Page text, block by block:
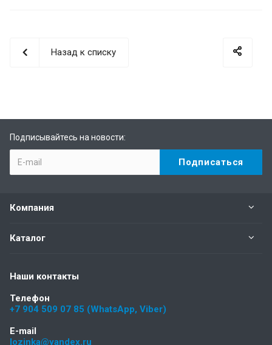
Назад к списку
Подписывайтесь на новости:
Компания
Каталог
Наши контакты
Телефон
+7 904 509 07 85 (WhatsApp, Viber)
E-mail
lozinka@yandex.ru